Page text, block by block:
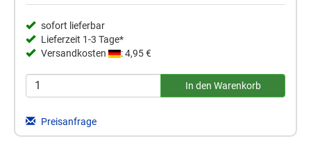
sofort lieferbar
Lieferzeit 1-3 Tage*
Versandkosten
: 4,95 €
Preisanfrage